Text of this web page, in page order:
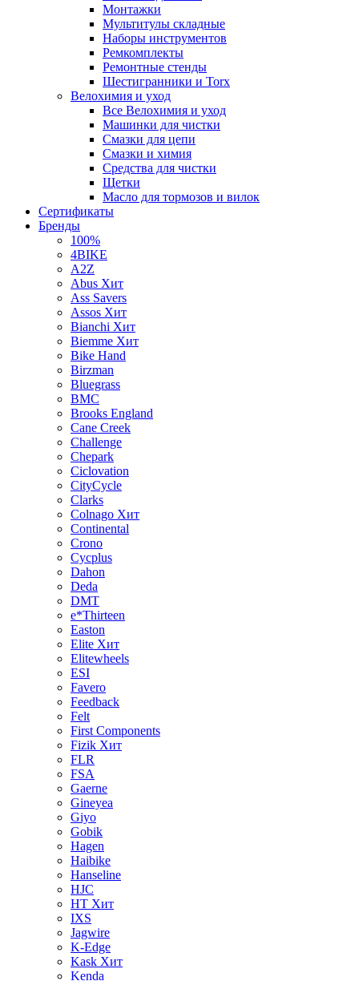
Монтажки
Мультитулы складные
Наборы инструментов
Ремкомплекты
Ремонтные стенды
Шестигранники и Torx
Велохимия и уход
Все Велохимия и уход
Машинки для чистки
Смазки для цепи
Смазки и химия
Средства для чистки
Щетки
Масло для тормозов и вилок
Сертификаты
Бренды
100%
4BIKE
A2Z
Abus Хит
Ass Savers
Assos Хит
Bianchi Хит
Biemme Хит
Bike Hand
Birzman
Bluegrass
BMC
Brooks England
Cane Creek
Challenge
Chepark
Ciclovation
CityCycle
Clarks
Colnago Хит
Continental
Crono
Cycplus
Dahon
Deda
DMT
e*Thirteen
Easton
Elite Хит
Elitewheels
ESI
Favero
Feedback
Felt
First Components
Fizik Хит
FLR
FSA
Gaerne
Gineyea
Giyo
Gobik
Hagen
Haibike
Hanseline
HJC
HT Хит
IXS
Jagwire
K-Edge
Kask Хит
Kenda